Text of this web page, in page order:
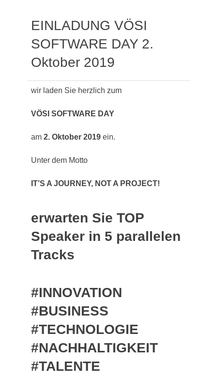
EINLADUNG VÖSI
SOFTWARE DAY 2.
Oktober 2019
wir laden Sie herzlich zum
VÖSI SOFTWARE DAY
am 2. Oktober 2019 ein.
Unter dem Motto
IT’S A JOURNEY, NOT A PROJECT!
erwarten Sie TOP
Speaker in 5 parallelen
Tracks
#INNOVATION
#BUSINESS
#TECHNOLOGIE
#NACHHALTIGKEIT
#TALENTE